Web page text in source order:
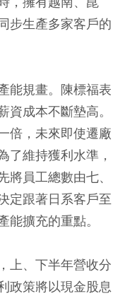
步生產多家客戶的
能規畫。陳標福表
成本不斷墊高。
倍，未來即使遷廠
了維持獲利水準，
員工總數由七、
定跟著日系客戶至
擴充的重點。
上、下半年營收分
政策將以現金股息